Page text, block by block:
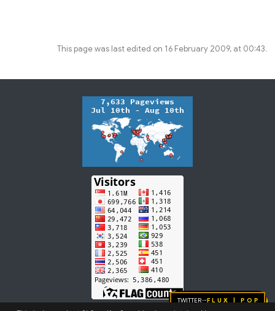
This page was last edited on 16 February 2009, at 00:43.
Twitter→FLUX | pop